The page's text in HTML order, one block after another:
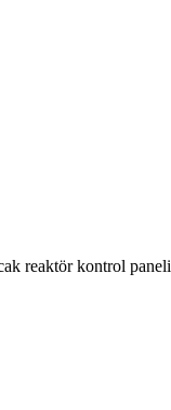
kontrol